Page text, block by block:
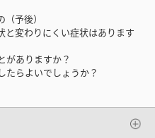
予後）
変わりにくい症状はあります
がありますか？
らよいでしょうか？